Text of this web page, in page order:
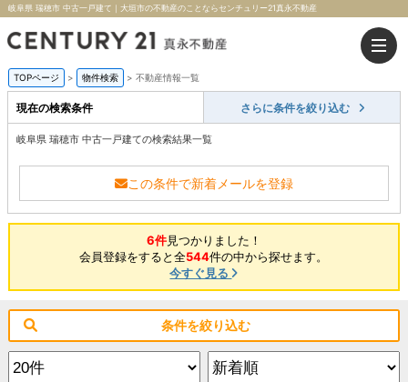
岐阜県 瑞穂市 中古一戸建て｜大垣市の不動産のことならセンチュリー21真永不動産
TOPページ > 物件検索 > 不動産情報一覧
現在の検索条件 さらに条件を絞り込む
岐阜県 瑞穂市 中古一戸建ての検索結果一覧
この条件で新着メールを登録
6件見つかりました！
会員登録をすると全544件の中から探せます。
今すぐ見る
条件を絞り込む